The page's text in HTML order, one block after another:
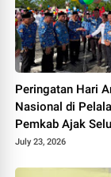
Peringatan Hari
Nasional di
Pemkab Ajak
Elemen Wujudkan
July 23, 2026